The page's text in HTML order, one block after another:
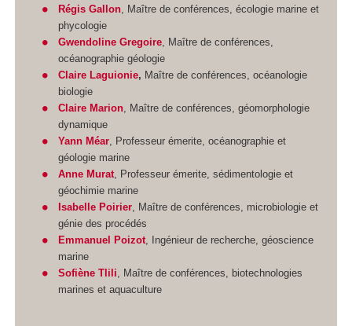
Régis Gallon, Maître de conférences, écologie marine et
phycologie
Gwendoline Gregoire, Maître de conférences,
océanographie géologie
Claire Laguionie, Maître de conférences, océanologie
biologie
Claire Marion, Maître de conférences, géomorphologie
dynamique
Yann Méar, Professeur émerite, océanographie et
géologie marine
Anne Murat, Professeur émerite, sédimentologie et
géochimie marine
Isabelle Poirier, Maître de conférences, microbiologie et
génie des procédés
Emmanuel Poizot, Ingénieur de recherche, géoscience
marine
Sofiène Tlili, Maître de conférences, biotechnologies
marines et aquaculture